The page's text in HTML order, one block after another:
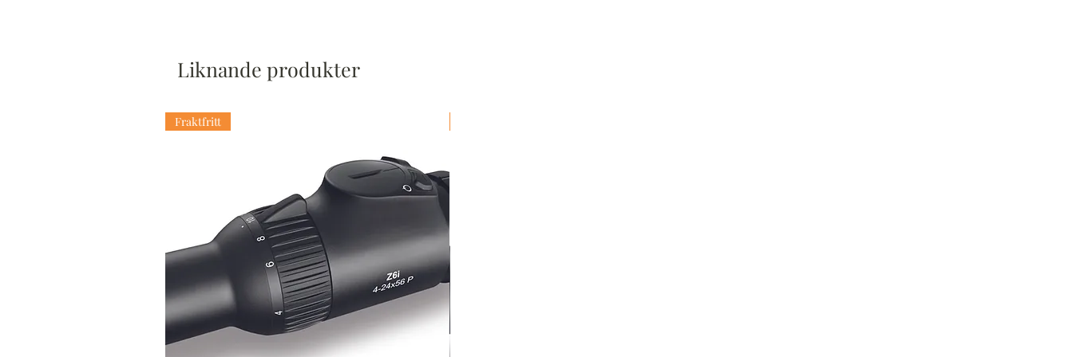
Liknande produkter
Fraktfritt